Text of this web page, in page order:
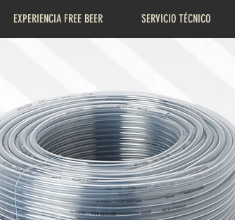
EXPERIENCIA FREE BEER SERVICIO TÉCNICO